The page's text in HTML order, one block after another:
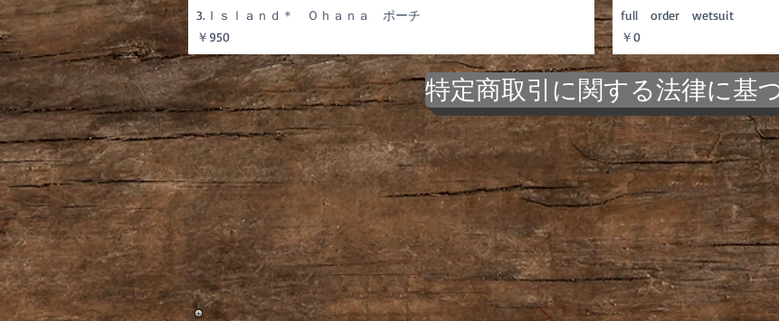
3.Ｉｓｌａｎｄ＊ Ｏｈａｎａ ポーチ
価格
￥950
full order wetsuit
価格
￥0
特定商取引に関する法律に基